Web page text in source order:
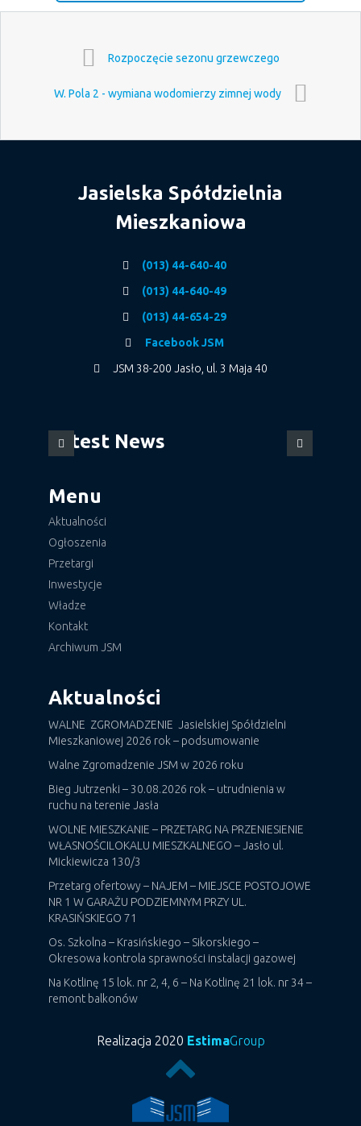
Rozpoczęcie sezonu grzewczego
W. Pola 2 - wymiana wodomierzy zimnej wody
Jasielska Spółdzielnia
Mieszkaniowa
(013) 44-640-40
(013) 44-640-49
(013) 44-654-29
Facebook JSM
JSM 38-200 Jasło, ul. 3 Maja 40
Latest News
Menu
Aktualności
Ogłoszenia
Przetargi
Inwestycje
Władze
Kontakt
Archiwum JSM
Aktualności
WALNE ZGROMADZENIE Jasielskiej Spółdzielni
Mieszkaniowej 2026 rok – podsumowanie
Walne Zgromadzenie JSM w 2026 roku
Bieg Jutrzenki – 30.08.2026 rok – utrudnienia w
ruchu na terenie Jasła
WOLNE MIESZKANIE – PRZETARG NA PRZENIESIENIE
WŁASNOŚCILOKALU MIESZKALNEGO – Jasło ul.
Mickiewicza 130/3
Przetarg ofertowy – NAJEM – MIEJSCE POSTOJOWE
NR 1 W GARAŻU PODZIEMNYM PRZY UL.
KRASIŃSKIEGO 71
Os. Szkolna – Krasińskiego – Sikorskiego –
Okresowa kontrola sprawności instalacji gazowej
Na Kotlinę 15 lok. nr 2, 4, 6 – Na Kotlinę 21 lok. nr 34 –
remont balkonów
Realizacja 2020 EstimaGroup